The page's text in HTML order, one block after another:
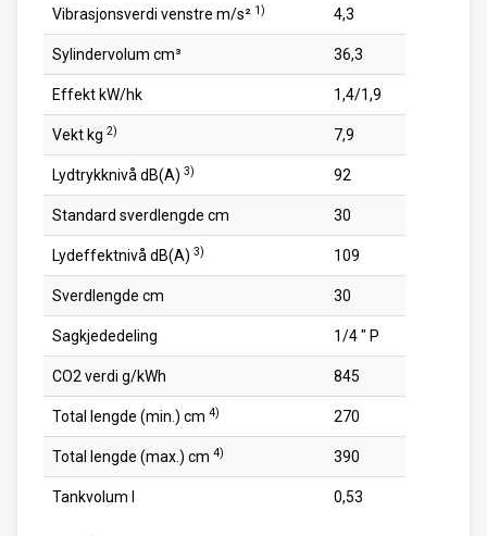
Vibrasjonsverdi venstre m/s² 1) 4,3
Sylindervolum cm³ 36,3
Effekt kW/hk 1,4/1,9
Vekt kg 2) 7,9
Lydtrykknivå dB(A) 3) 92
Standard sverdlengde cm 30
Lydeffektnivå dB(A) 3) 109
Sverdlengde cm 30
Sagkjededeling 1/4 " P
CO2 verdi g/kWh 845
Total lengde (min.) cm 4) 270
Total lengde (max.) cm 4) 390
Tankvolum l 0,53